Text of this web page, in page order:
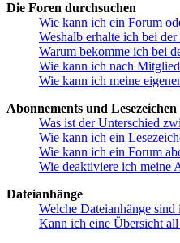
Die Foren durchsuchen
Wie kann ich ein Forum
Weshalb erhalte ich bei
Warum bekomme ich bei
Wie kann ich nach
Wie kann ich meine
Abonnements und Lesezeichen
Was ist der Unterschied
Wie kann ich ein
Wie kann ich ein Forum
Wie deaktiviere ich meine
Dateianhänge
Welche Dateianhänge
Kann ich eine Übersicht